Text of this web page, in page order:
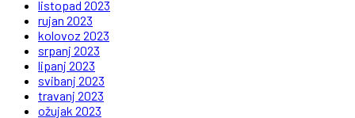
listopad 2023
rujan 2023
kolovoz 2023
srpanj 2023
lipanj 2023
svibanj 2023
travanj 2023
ožujak 2023